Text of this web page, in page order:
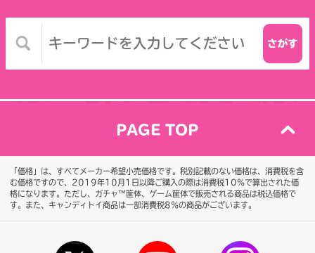
PAGE TOP
「価格」は、すべてメーカー希望小売価格です。税別記載のない価格は、消費税を含
む価格ですので、2019年10月1日以降ご購入の際は消費税10％で算出された価
格になります。 ただし、ガチャ™筐体、ゲーム筐体で販売される商品は税込価格で
す。また、キャンディトイ商品は一部消費税8％の商品がございます。